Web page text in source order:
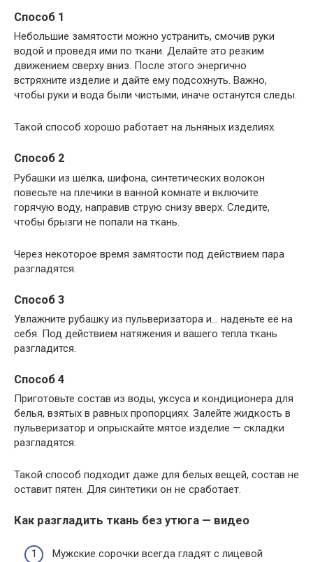
Способ 1
Небольшие замятости можно устранить, смочив руки
водой и проведя ими по ткани. Делайте это резким
движением сверху вниз. После этого энергично
встряхните изделие и дайте ему подсохнуть. Важно,
чтобы руки и вода были чистыми, иначе останутся следы.
Такой способ хорошо работает на льняных изделиях.
Способ 2
Рубашки из шёлка, шифона, синтетических волокон
повесьте на плечики в ванной комнате и включите
горячую воду, направив струю снизу вверх. Следите,
чтобы брызги не попали на ткань.
Через некоторое время замятости под действием пара
разгладятся.
Способ 3
Увлажните рубашку из пульверизатора и… наденьте её на
себя. Под действием натяжения и вашего тепла ткань
разгладится.
Способ 4
Приготовьте состав из воды, уксуса и кондиционера для
белья, взятых в равных пропорциях. Залейте жидкость в
пульверизатор и опрыскайте мятое изделие — складки
разгладятся.
Такой способ подходит даже для белых вещей, состав не
оставит пятен. Для синтетики он не сработает.
Как разгладить ткань без утюга — видео
Мужские сорочки всегда гладят с лицевой